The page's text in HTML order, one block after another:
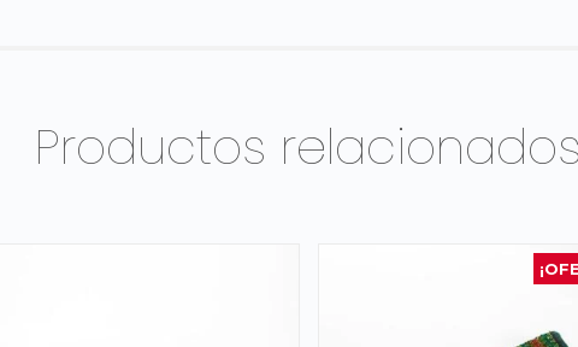
Productos relacionados